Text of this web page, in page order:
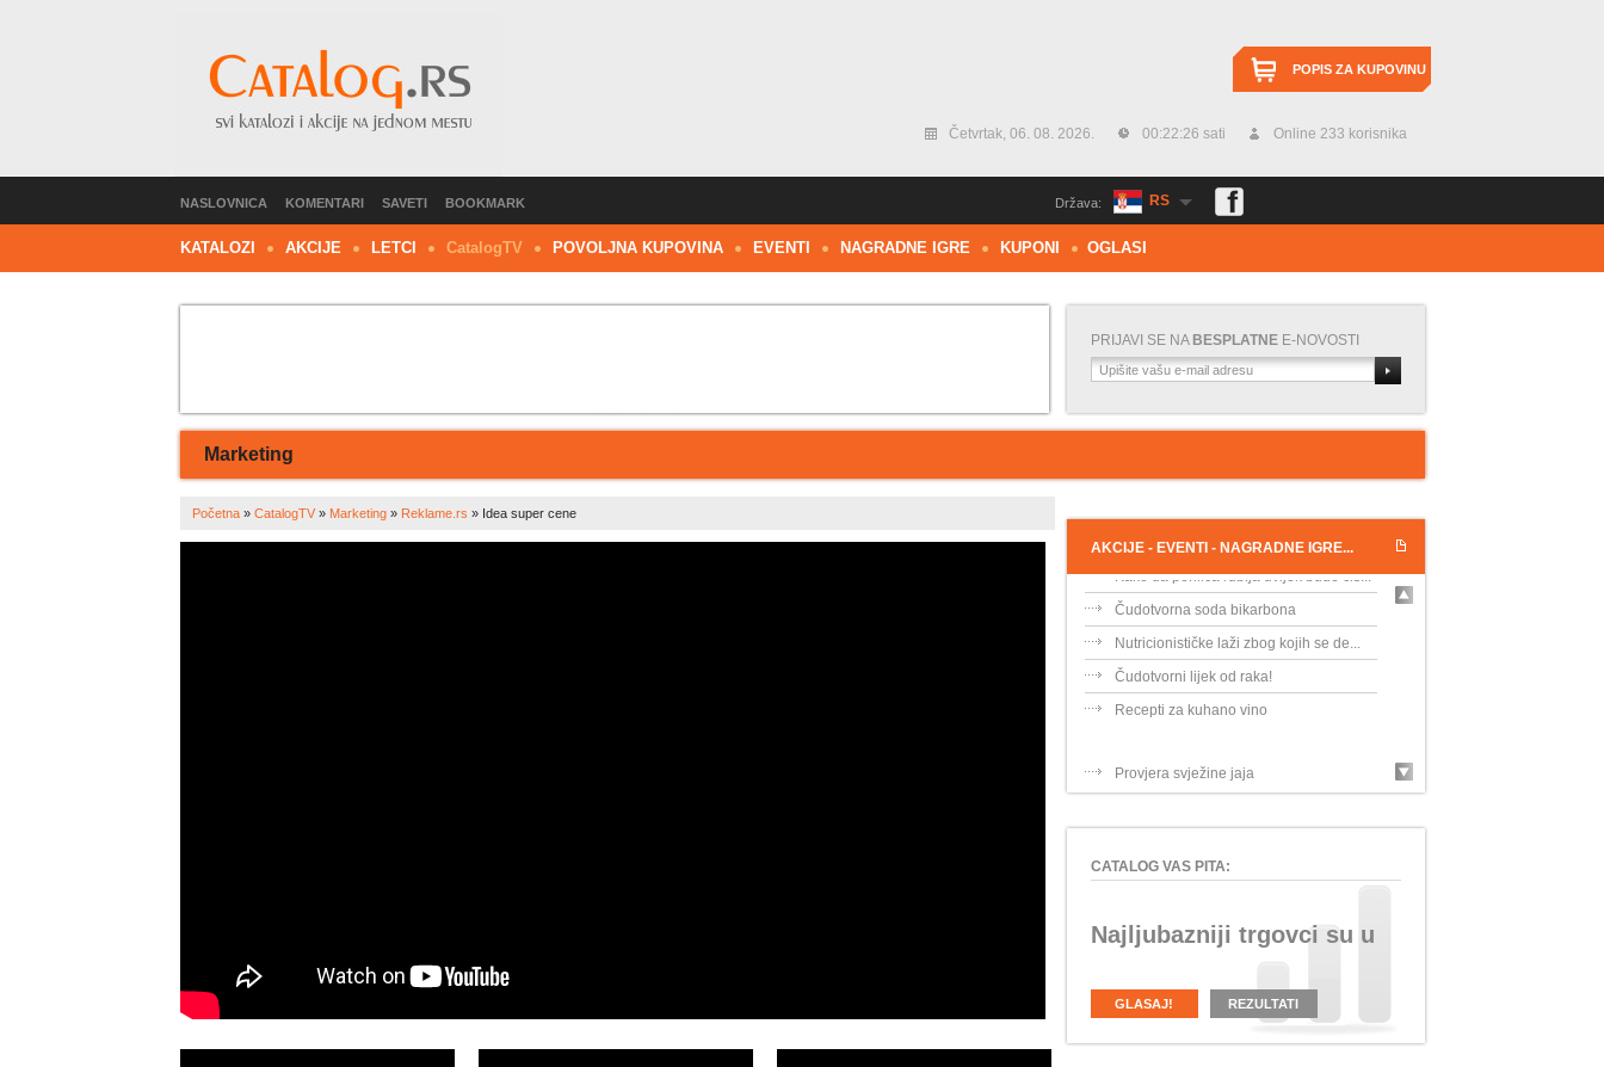
RS
Država:
POPIS ZA KUPOVINU
Četvrtak, 06. 08. 2026. 00:22:27 sati Online 233 korisnika
NASLOVNICA KOMENTARI SAVETI BOOKMARK
KATALOZI AKCIJE LETCI CatalogTV POVOLJNA KUPOVINA EVENTI NAGRADNE IGRE KUPONI OGLASI
PRIJAVI SE NA BESPLATNE E-NOVOSTI
Marketing
Početna» CatalogTV» Marketing» Reklame.rs » Idea super cene
AKCIJE - EVENTI - NAGRADNE IGRE...
Provjera svježine jaja
5 savjeta pri kupnji laptopa
Pronađite izgubljeni mobitel
Kako procijeniti kvalitetu lubenice?
Kako da perilica rublja uvijek bude čis...
Čudotvorna soda bikarbona
Nutricionističke laži zbog kojih se de...
Čudotvorni lijek od raka!
CATALOG VAS PITA:
Najljubazniji trgovci su u
GLASAJ! REZULTATI